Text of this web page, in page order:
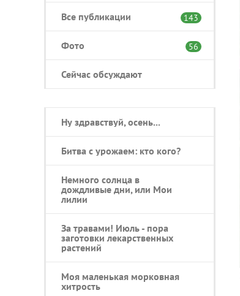
Все публикации 143
Фото 56
Сейчас обсуждают
Ну здравствуй, осень...
Битва с урожаем: кто кого?
Немного солнца в
дождливые дни, или Мои
лилии
За травами! Июль - пора
заготовки лекарственных
растений
Моя маленькая морковная
хитрость